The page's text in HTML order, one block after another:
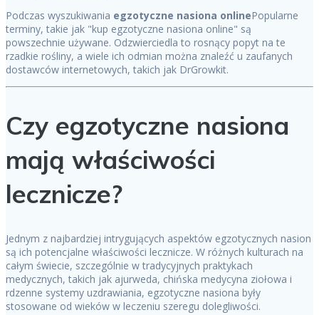
Podczas wyszukiwania egzotyczne nasiona onlinePopularne
terminy, takie jak "kup egzotyczne nasiona online" są
powszechnie używane. Odzwierciedla to rosnący popyt na te
rzadkie rośliny, a wiele ich odmian można znaleźć u zaufanych
dostawców internetowych, takich jak DrGrowkit.
Czy egzotyczne nasiona
mają właściwości
lecznicze?
Jednym z najbardziej intrygujących aspektów egzotycznych nasion
są ich potencjalne właściwości lecznicze. W różnych kulturach na
całym świecie, szczególnie w tradycyjnych praktykach
medycznych, takich jak ajurweda, chińska medycyna ziołowa i
rdzenne systemy uzdrawiania, egzotyczne nasiona były
stosowane od wieków w leczeniu szeregu dolegliwości.